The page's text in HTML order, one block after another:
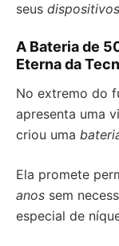
seus dispositivos
A Bateria de
Eterna da
No extremo do
apresenta uma
criou uma
Ela promete
anos sem
especial de